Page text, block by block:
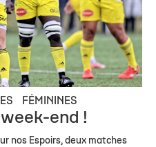
FÉMININES
end !
nos Espoirs, deux matches